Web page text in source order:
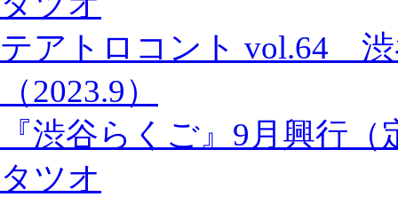
テアトロコント vol.64
（2023.9）
『渋谷らくご』9月興行
タツオ